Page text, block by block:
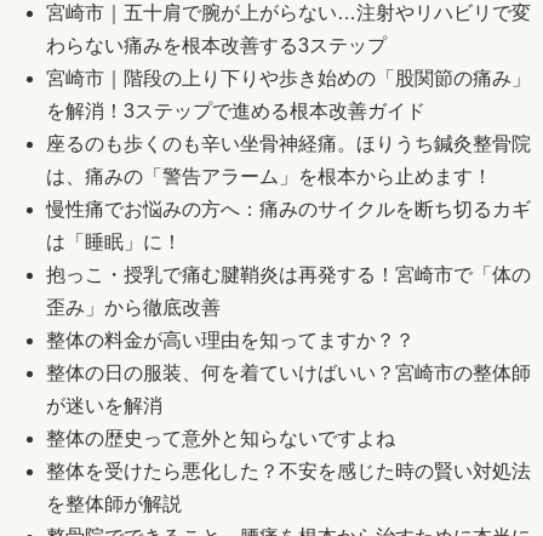
宮崎市｜五十肩で腕が上がらない…注射やリハビリで変
わらない痛みを根本改善する3ステップ
宮崎市｜階段の上り下りや歩き始めの「股関節の痛み」
を解消！3ステップで進める根本改善ガイド
座るのも歩くのも辛い坐骨神経痛。ほりうち鍼灸整骨院
は、痛みの「警告アラーム」を根本から止めます！
慢性痛でお悩みの方へ：痛みのサイクルを断ち切るカギ
は「睡眠」に！
抱っこ・授乳で痛む腱鞘炎は再発する！宮崎市で「体の
歪み」から徹底改善
整体の料金が高い理由を知ってますか？？
整体の日の服装、何を着ていけばいい？宮崎市の整体師
が迷いを解消
整体の歴史って意外と知らないですよね
整体を受けたら悪化した？不安を感じた時の賢い対処法
を整体師が解説